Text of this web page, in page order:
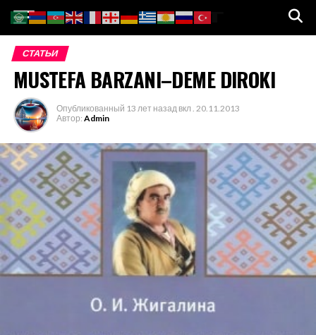
СТАТЬИ
MUSTEFA BARZANI–DEME DIROKI
Опубликованный 13 лет назад вкл . 20.11.2013
Автор: Admin
Go to mobile version